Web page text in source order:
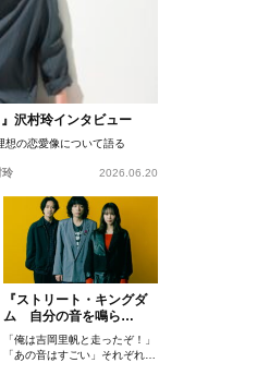
沢村玲インタビュー
の恋愛像について語る
玲 2026.06.20
『ストリート・キングダ
ム 自分の音を鳴ら
せ。』峯田和伸、若葉竜
也、吉岡里帆インタビュ
ー
「俺は吉岡里帆と走ったぞ！」
「あの音はすごい」それぞれの